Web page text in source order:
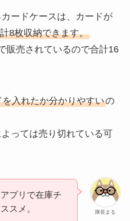
ードケースは、カードが
8枚収納できます。
販売されているので合計16
入れたか分かりやすいの
っては売り切れている可
隊長まる
プリで在庫チ
スメ。